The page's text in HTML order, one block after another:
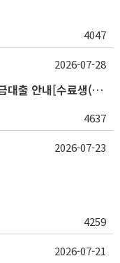
4047
2026학년도 2학기 한국장학재단 학자금대출 안내[수료생(연구생)]
4637
2026-07-28
4259
2026-07-23
2026-07-21